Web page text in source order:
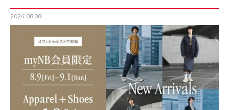
2024.08.08